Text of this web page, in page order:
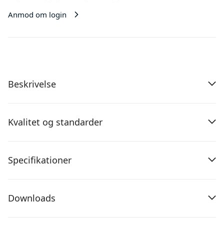
Anmod om login
Beskrivelse
Kvalitet og standarder
Specifikationer
Downloads